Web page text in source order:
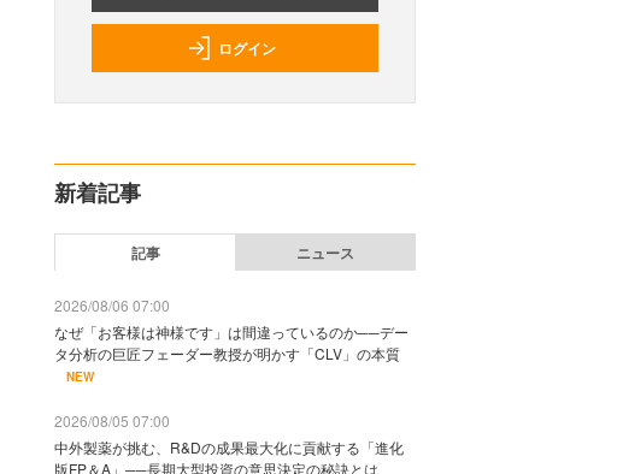
ログイン
新着記事
記事 ニュース
2026/08/06 07:00
なぜ「お客様は神様です」は間違っているのか──デー
タ分析の巨匠フェーダー教授が明かす「CLV」の本質
NEW
2026/08/05 07:00
中外製薬が挑む、R&Dの成果最大化に貢献する「進化
版FP＆A」──長期大型投資の意思決定の秘訣とは